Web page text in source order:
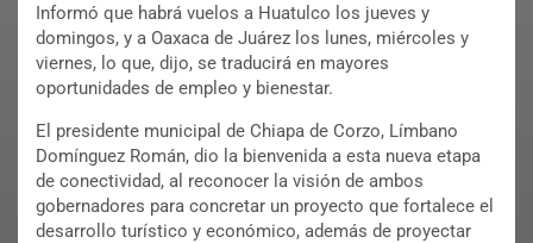
Informó que habrá vuelos a Huatulco los jueves y
domingos, y a Oaxaca de Juárez los lunes, miércoles y
viernes, lo que, dijo, se traducirá en mayores
oportunidades de empleo y bienestar.
El presidente municipal de Chiapa de Corzo, Límbano
Domínguez Román, dio la bienvenida a esta nueva etapa
de conectividad, al reconocer la visión de ambos
gobernadores para concretar un proyecto que fortalece el
desarrollo turístico y económico, además de proyectar